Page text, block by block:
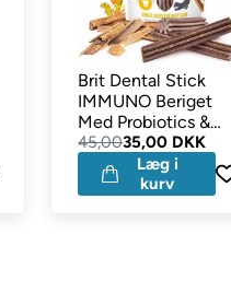
Brit Dental Stick
IMMUNO Beriget
Med Probiotics &
Cinnamon
Ugepakke
45,0035,00 DKK
Læg i
kurv